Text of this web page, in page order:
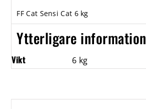
FF Cat Sensi Cat 6 kg
Ytterligare information
Vikt 6 kg